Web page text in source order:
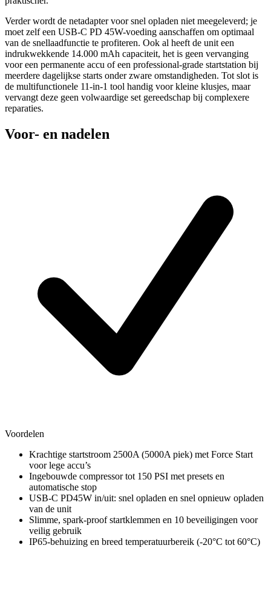
Verder wordt de netadapter voor snel opladen niet meegeleverd; je
moet zelf een USB-C PD 45W-voeding aanschaffen om optimaal
van de snellaadfunctie te profiteren. Ook al heeft de unit een
indrukwekkende 14.000 mAh capaciteit, het is geen vervanging
voor een permanente accu of een professional-grade startstation bij
meerdere dagelijkse starts onder zware omstandigheden. Tot slot is
de multifunctionele 11-in-1 tool handig voor kleine klusjes, maar
vervangt deze geen volwaardige set gereedschap bij complexere
reparaties.
Voor- en nadelen
Voordelen
Krachtige startstroom 2500A (5000A piek) met Force Start
voor lege accu’s
Ingebouwde compressor tot 150 PSI met presets en
automatische stop
USB-C PD45W in/uit: snel opladen en snel opnieuw opladen
van de unit
Slimme, spark-proof startklemmen en 10 beveiligingen voor
veilig gebruik
IP65-behuizing en breed temperatuurbereik (-20°C tot 60°C)